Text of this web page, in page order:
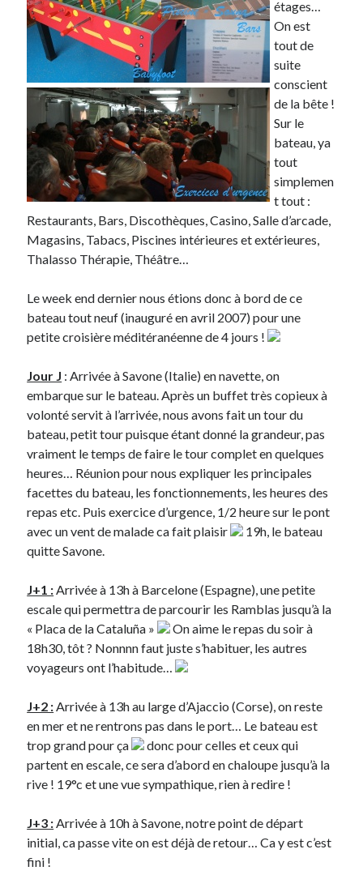
Search
Guillaume dans Monetico / Crédit Mutuel : comment éviter l’erreur
cURL 60 ?
Thibaut Soufflet dansMonetico / Crédit Mutuel : comment éviter
l’erreur cURL 60 ?
CaroldansComment récupérer le lien vers mon profil Telegram ?
FerrydansRendez-nous la vraie Cerise de Groupama !!
Catégories
Crypto-monnaie
Domotique
eCommerce
Fail
étages…
On est
tout de
suite
conscient
de la bête !
Sur le
bateau, ya
tout
simplemen
t tout :
Restaurants, Bars, Discothèques, Casino, Salle d’arcade,
Magasins, Tabacs, Piscines intérieures et extérieures,
Thalasso Thérapie, Théâtre…
Le week end dernier nous étions donc à bord de ce
bateau tout neuf (inauguré en avril 2007) pour une
petite croisière méditéranéenne de 4 jours !
Jour J : Arrivée à Savone (Italie) en navette, on
embarque sur le bateau. Après un buffet très copieux à
volonté servit à l’arrivée, nous avons fait un tour du
bateau, petit tour puisque étant donné la grandeur, pas
vraiment le temps de faire le tour complet en quelques
heures… Réunion pour nous expliquer les principales
facettes du bateau, les fonctionnements, les heures des
repas etc. Puis exercice d’urgence, 1/2 heure sur le pont
avec un vent de malade ca fait plaisir
19h, le bateau
quitte Savone.
J+1 :Arrivée à 13h à Barcelone (Espagne), une petite
escale qui permettra de parcourir les Ramblas jusqu’à la
« Placa de la Cataluña »
On aime le repas du soir à
18h30, tôt ? Nonnnn faut juste s’habituer, les autres
voyageurs ont l’habitude…
J+2 :Arrivée à 13h au large d’Ajaccio (Corse), on reste
en mer et ne rentrons pas dans le port… Le bateau est
trop grand pour ça
donc pour celles et ceux qui
partent en escale, ce sera d’abord en chaloupe jusqu’à la
rive ! 19°c et une vue sympathique, rien à redire !
J+3 :Arrivée à 10h à Savone, notre point de départ
initial, ca passe vite on est déjà de retour… Ca y est c’est
fini !